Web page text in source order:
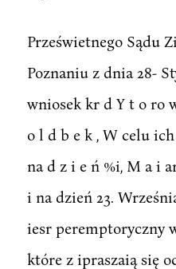
Prześwietnego Sądu
Poznaniu z dnia 28-
wniosek kr d Y t o ro
o l d b e k , W celu
na d z i e ń %i, M a i
i na dzień 23.
iesr peremptoryczny
które z ipraszaią się